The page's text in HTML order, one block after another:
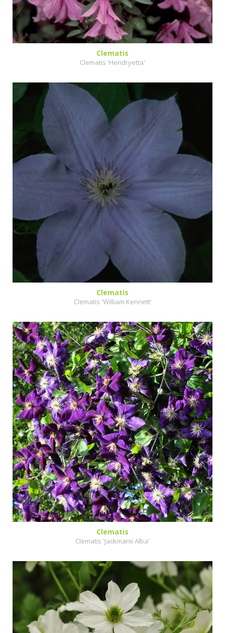
Clematis
Clematis 'Hendryetta'
Clematis
Clematis 'William Kennett'
Clematis
Clematis 'Jackmanii Alba'